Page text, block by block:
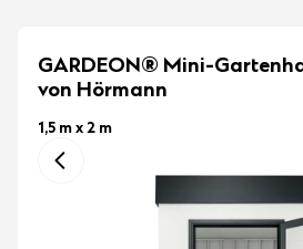
GARDEON® Mini-
von Hörmann
1,5 m x 2 m